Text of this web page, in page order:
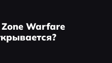
Zone Warfare